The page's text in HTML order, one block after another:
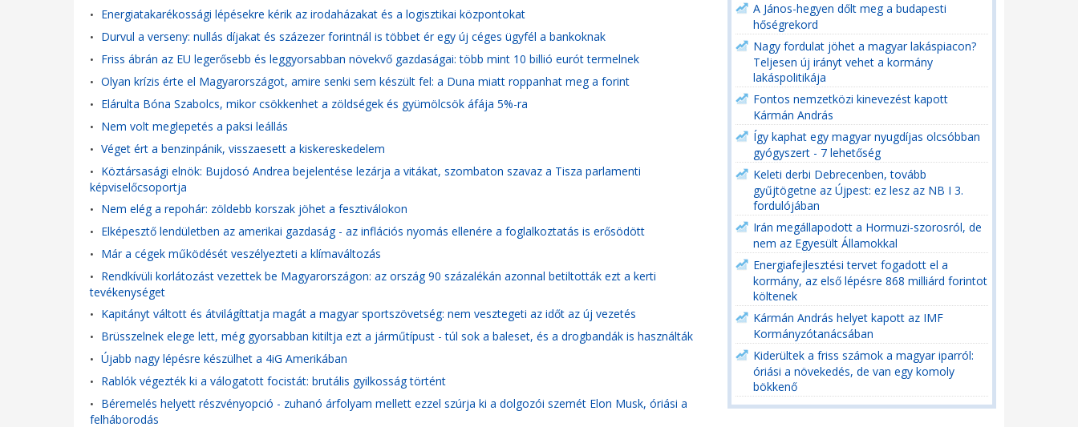
• Energiatakarékossági lépésekre kérik az irodaházakat és a logisztikai központokat
• Durvul a verseny: nullás díjakat és százezer forintnál is többet ér egy új céges ügyfél a bankoknak
• Friss ábrán az EU legerősebb és leggyorsabban növekvő gazdaságai: több mint 10 billió eurót termelnek
• Olyan krízis érte el Magyarországot, amire senki sem készült fel: a Duna miatt roppanhat meg a forint
• Elárulta Bóna Szabolcs, mikor csökkenhet a zöldségek és gyümölcsök áfája 5%-ra
• Nem volt meglepetés a paksi leállás
• Véget ért a benzinpánik, visszaesett a kiskereskedelem
• Köztársasági elnök: Bujdosó Andrea bejelentése lezárja a vitákat, szombaton szavaz a Tisza parlamenti
képviselőcsoportja
• Nem elég a repohár: zöldebb korszak jöhet a fesztiválokon
• Elképesztő lendületben az amerikai gazdaság - az inflációs nyomás ellenére a foglalkoztatás is erősödött
• Már a cégek működését veszélyezteti a klímaváltozás
• Rendkívüli korlátozást vezettek be Magyarországon: az ország 90 százalékán azonnal betiltották ezt a kerti
tevékenységet
• Kapitányt váltott és átvilágíttatja magát a magyar sportszövetség: nem vesztegeti az időt az új vezetés
• Brüsszelnek elege lett, még gyorsabban kitiltja ezt a járműtípust - túl sok a baleset, és a drogbandák is használták
• Újabb nagy lépésre készülhet a 4iG Amerikában
• Rablók végezték ki a válogatott focistát: brutális gyilkosság történt
• Béremelés helyett részvényopció - zuhanó árfolyam mellett ezzel szúrja ki a dolgozói szemét Elon Musk, óriási a
felháborodás
A János-hegyen dőlt meg a budapesti
hőségrekord
Nagy fordulat jöhet a magyar lakáspiacon?
Teljesen új irányt vehet a kormány
lakáspolitikája
Fontos nemzetközi kinevezést kapott
Kármán András
Így kaphat egy magyar nyugdíjas olcsóbban
gyógyszert - 7 lehetőség
Keleti derbi Debrecenben, tovább
gyűjtögetne az Újpest: ez lesz az NB I 3.
fordulójában
Irán megállapodott a Hormuzi-szorosról, de
nem az Egyesült Államokkal
Energiafejlesztési tervet fogadott el a
kormány, az első lépésre 868 milliárd forintot
költenek
Kármán András helyet kapott az IMF
Kormányzótanácsában
Kiderültek a friss számok a magyar iparról:
óriási a növekedés, de van egy komoly
bökkenő